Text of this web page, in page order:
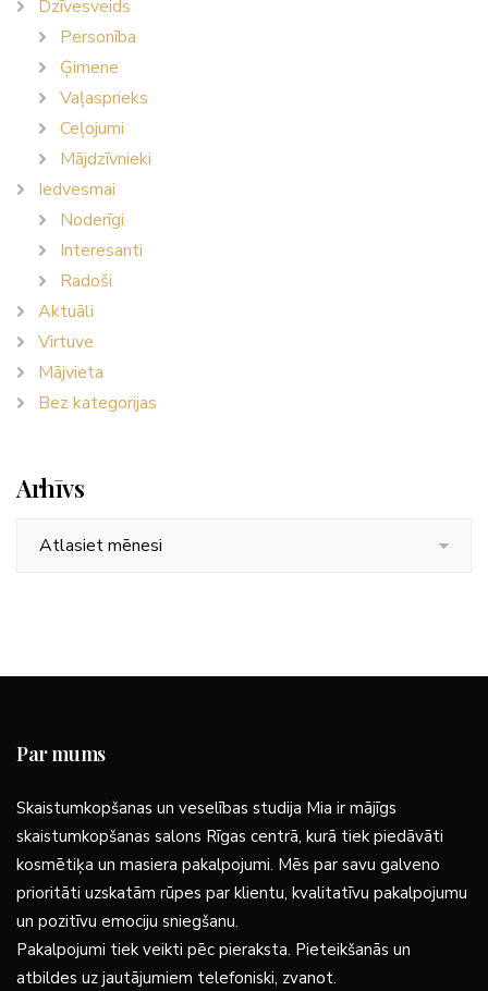
Dzīvesveids
Personība
Ģimene
Vaļasprieks
Ceļojumi
Mājdzīvnieki
Iedvesmai
Noderīgi
Interesanti
Radoši
Aktuāli
Virtuve
Mājvieta
Bez kategorijas
Arhīvs
Par mums
Skaistumkopšanas un veselības studija Mia ir mājīgs
skaistumkopšanas salons Rīgas centrā, kurā tiek piedāvāti
kosmētiķa un masiera pakalpojumi. Mēs par savu galveno
prioritāti uzskatām rūpes par klientu, kvalitatīvu pakalpojumu
un pozitīvu emociju sniegšanu.
Pakalpojumi tiek veikti pēc pieraksta. Pieteikšanās un
atbildes uz jautājumiem telefoniski, zvanot.